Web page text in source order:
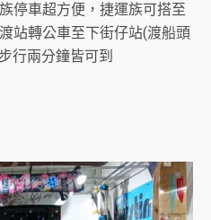
停車超方便，捷運族可搭至
站轉公車至下街仔站(渡船頭
行兩分鐘皆可到